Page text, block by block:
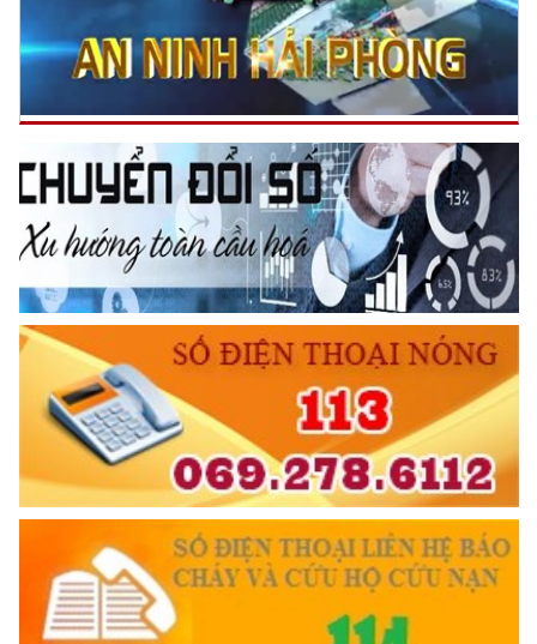
Đối với công việc, phải
TẬN TỤY
CƯƠNG QUYẾT, KHÔN KHÉO
Trích thư Chủ tịch Hồ Chí Minh
gửi Công an Khu XII,
ngày 11 tháng 3 năm 1948.